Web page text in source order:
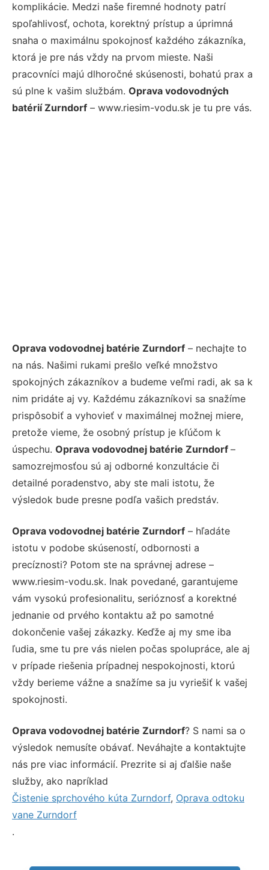
komplikácie. Medzi naše firemné hodnoty patrí
spoľahlivosť, ochota, korektný prístup a úprimná
snaha o maximálnu spokojnosť každého zákazníka,
ktorá je pre nás vždy na prvom mieste. Naši
pracovníci majú dlhoročné skúsenosti, bohatú prax a
sú plne k vašim službám. Oprava vodovodných
batérií Zurndorf – www.riesim-vodu.sk je tu pre vás.
Oprava vodovodnej batérie Zurndorf – nechajte to
na nás. Našimi rukami prešlo veľké množstvo
spokojných zákazníkov a budeme veľmi radi, ak sa k
nim pridáte aj vy. Každému zákazníkovi sa snažíme
prispôsobiť a vyhovieť v maximálnej možnej miere,
pretože vieme, že osobný prístup je kľúčom k
úspechu. Oprava vodovodnej batérie Zurndorf –
samozrejmosťou sú aj odborné konzultácie či
detailné poradenstvo, aby ste mali istotu, že
výsledok bude presne podľa vašich predstáv.
Oprava vodovodnej batérie Zurndorf – hľadáte
istotu v podobe skúseností, odbornosti a
precíznosti? Potom ste na správnej adrese –
www.riesim-vodu.sk. Inak povedané, garantujeme
vám vysokú profesionalitu, serióznosť a korektné
jednanie od prvého kontaktu až po samotné
dokončenie vašej zákazky. Keďže aj my sme iba
ľudia, sme tu pre vás nielen počas spolupráce, ale aj
v prípade riešenia prípadnej nespokojnosti, ktorú
vždy berieme vážne a snažíme sa ju vyriešiť k vašej
spokojnosti.
Oprava vodovodnej batérie Zurndorf? S nami sa o
výsledok nemusíte obávať. Neváhajte a kontaktujte
nás pre viac informácií. Prezrite si aj ďalšie naše
služby, ako napríklad
Čistenie sprchového kúta Zurndorf, Oprava odtoku
vane Zurndorf
.